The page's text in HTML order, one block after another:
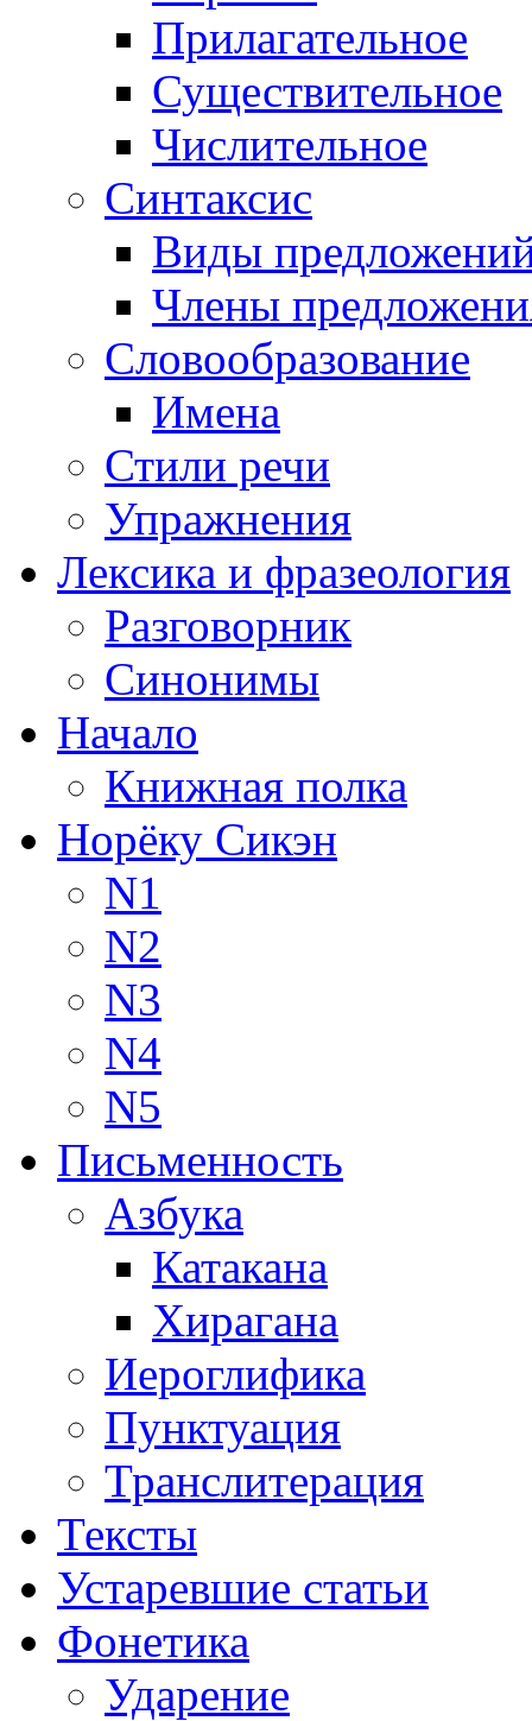
Прилагательное
Существительное
Числительное
Синтаксис
Виды
Члены
Словообразование
Имена
Стили речи
Упражнения
Лексика и фразеология
Разговорник
Синонимы
Начало
Книжная полка
Норёку Сикэн
N1
N2
N3
N4
N5
Письменность
Азбука
Катакана
Хирагана
Иероглифика
Пунктуация
Транслитерация
Тексты
Устаревшие статьи
Фонетика
Ударение